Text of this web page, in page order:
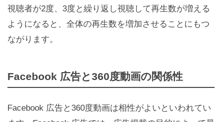
視聴者が2度、3度と繰り返し視聴して再生数が増える
ようになると、全体の再生数を増加させることにもつ
ながります。
Facebook 広告と360度動画の関係性
Facebook 広告と360度動画は相性がよいといわれてい